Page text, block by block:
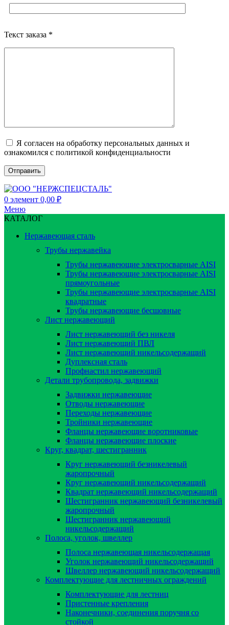
Текст заказа *
Я согласен на обработку персональных данных и
ознакомился с политикой конфиденциальности
0 элемент 0,00 ₽
Меню
КАТАЛОГ
Нержавеющая сталь
Трубы нержавейка
Трубы нержавеющие электросварные AISI
Трубы нержавеющие электросварные AISI
прямоугольные
Трубы нержавеющие электросварные AISI
квадратные
Трубы нержавеющие бесшовные
Лист нержавеющий
Лист нержавеющий без никеля
Лист нержавеющий ПВЛ
Лист нержавеющий никельсодержащий
Дуплексная сталь
Профнастил нержавеющий
Детали трубопровода, задвижки
Задвижки нержавеющие
Отводы нержавеющие
Переходы нержавеющие
Тройники нержавеющие
Фланцы нержавеющие воротниковые
Фланцы нержавеющие плоские
Круг, квадрат, шестигранник
Круг нержавеющий безникелевый
жаропрочный
Круг нержавеющий никельсодержащий
Квадрат нержавеющий никельсодержащий
Шестигранник нержавеющий безникелевый
жаропрочный
Шестигранник нержавеющий
никельсодержащий
Полоса, уголок, швеллер
Полоса нержавеющая никельсодержащая
Уголок нержавеющий никельсодержащий
Швеллер нержавеющий никельсодержащий
Комплектующие для лестничных ограждений
Комплектующие для лестниц
Пристенные крепления
Наконечники, соединения поручня со
стойкой